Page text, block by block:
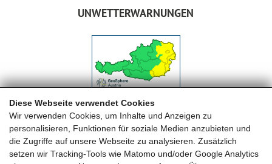
Diese Webseite verwendet Cookies
Wir verwenden Cookies, um Inhalte und Anzeigen zu
personalisieren, Funktionen für soziale Medien anzubieten und
die Zugriffe auf unsere Webseite zu analysieren. Zusätzlich
setzen wir Tracking-Tools wie Matomo und/oder Google Analytics
UNWETTERWARNUNGEN